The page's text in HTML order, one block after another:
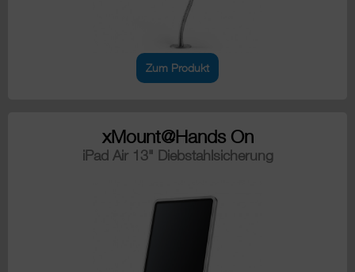
Zum Produkt
xMount@Hands On
iPad Air 13" Diebstahlsicherung